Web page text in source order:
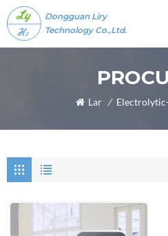
Dongguan Liry
Technology Co.,Ltd.
Lar /